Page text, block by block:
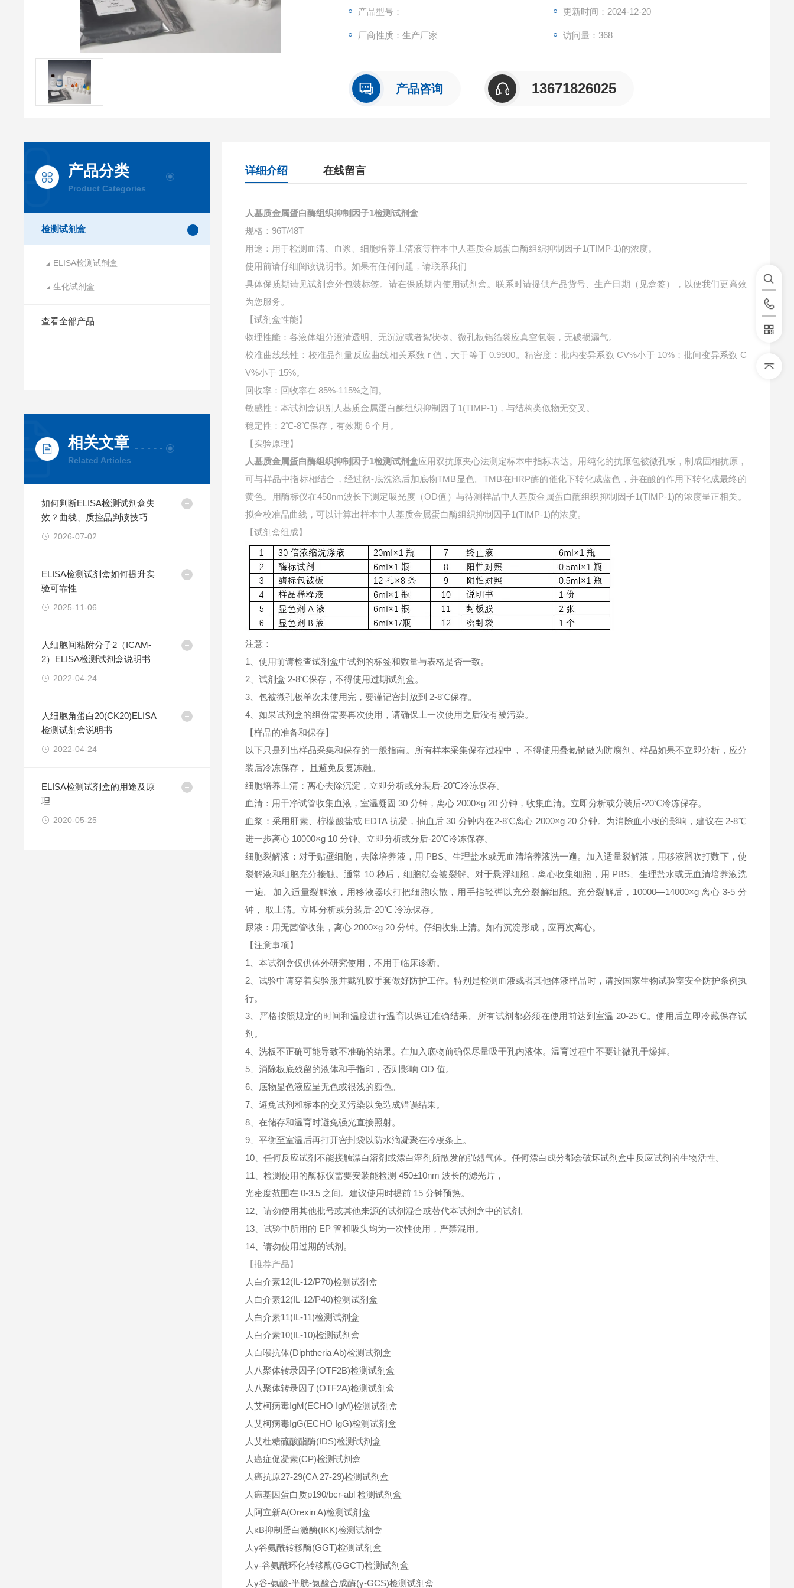
产品型号： 更新时间：2024-12-20
厂商性质：生产厂家 访问量：368
产品咨询 13671826025
产品分类
Product Categories
检测试剂盒
ELISA检测试剂盒
生化试剂盒
查看全部产品
相关文章
Related Articles
如何判断ELISA检测试剂盒失
效？曲线、质控品判读技巧
2026-07-02
ELISA检测试剂盒如何提升实
验可靠性
2025-11-06
人细胞间粘附分子2（ICAM-
2）ELISA检测试剂盒说明书
2022-04-24
人细胞角蛋白20(CK20)ELISA
检测试剂盒说明书
2022-04-24
ELISA检测试剂盒的用途及原
理
2020-05-25
详细介绍 在线留言
人基质金属蛋白酶组织抑制因子1检测试剂盒
规格：96T/48T
用途：用于检测血清、血浆、细胞培养上清液等样本中 人基质金属蛋白酶组织抑制因子1(TIMP-1)的浓度。
使用前请仔细阅读说明书。如果有任何问题，请联系我们
具体保质期请见试剂盒外包装标签。请在保质期内使用试剂盒。联系时请提供产品货号、生产日期（见盒签），以便我们更高效
为您服务。
【试剂盒性能】
物理性能：各液体组分澄清透明、无沉淀或者絮状物。微孔板铝箔袋应真空包装，无破损漏气。
校准曲线线性：校准品剂量反应曲线相关系数 r 值，大于等于 0.9900。精密度：批内变异系数 CV%小于 10%；批间变异系数 C
V%小于 15%。
回收率：回收率在 85%-115%之间。
敏感性：本试剂盒识别人基质金属蛋白酶组织抑制因子1(TIMP-1)，与结构类似物无交叉。
稳定性：2℃-8℃保存，有效期 6 个月。
【实验原理】
人基质金属蛋白酶组织抑制因子1检测试剂盒应用双抗原夹心法测定标本中指标表达。用纯化的抗原包被微孔板，制成固相抗原，
可与样品中指标相结合，经过彻-底洗涤后加底物TMB显色。TMB在HRP酶的催化下转化成蓝色，并在酸的作用下转化成最终的
黄色。用酶标仪在450nm波长下测定吸光度（OD值）与待测样品中 人基质金属蛋白酶组织抑制因子1(TIMP-1)的浓度呈正相关。
拟合校准品曲线，可以计算出样本中 人基质金属蛋白酶组织抑制因子1(TIMP-1)的浓度。
【试剂盒组成】
注意：
1、使用前请检查试剂盒中试剂的标签和数量与表格是否一致。
2、试剂盒 2-8℃保存，不得使用过期试剂盒。
3、包被微孔板单次未使用完，要谨记密封放到 2-8℃保存。
4、如果试剂盒的组份需要再次使用，请确保上一次使用之后没有被污染。
【样品的准备和保存】
以下只是列出样品采集和保存的一般指南。所有样本采集保存过程中， 不得使用叠氮钠做为防腐剂。样品如果不立即分析，应分
装后冷冻保存， 且避免反复冻融。
细胞培养上清：离心去除沉淀，立即分析或分装后-20℃冷冻保存。
血清：用干净试管收集血液，室温凝固 30 分钟，离心 2000×g 20 分钟，收集血清。立即分析或分装后-20℃冷冻保存。
血浆：采用肝素、柠檬酸盐或 EDTA 抗凝，抽血后 30 分钟内在2-8℃离心 2000×g 20 分钟。为消除血小板的影响，建议在 2-8℃
进一步离心 10000×g 10 分钟。立即分析或分后-20℃冷冻保存。
细胞裂解液：对于贴壁细胞，去除培养液，用 PBS、生理盐水或无血清培养液洗一遍。加入适量裂解液，用移液器吹打数下，使
裂解液和细胞充分接触。通常 10 秒后，细胞就会被裂解。对于悬浮细胞，离心收集细胞，用 PBS、生理盐水或无血清培养液洗
一遍。加入适量裂解液，用移液器吹打把细胞吹散，用手指轻弹以充分裂解细胞。充分裂解后，10000—14000×g 离心 3-5 分
钟， 取上清。立即分析或分装后-20℃ 冷冻保存。
尿液：用无菌管收集，离心 2000×g 20 分钟。仔细收集上清。如有沉淀形成，应再次离心。
【注意事项】
1、本试剂盒仅供体外研究使用，不用于临床诊断。
2、试验中请穿着实验服并戴乳胶手套做好防护工作。特别是检测血液或者其他体液样品时，请按国家生物试验室安全防护条例执
行。
3、严格按照规定的时间和温度进行温育以保证准确结果。所有试剂都必须在使用前达到室温 20-25℃。使用后立即冷藏保存试
剂。
4、洗板不正确可能导致不准确的结果。在加入底物前确保尽量吸干孔内液体。温育过程中不要让微孔干燥掉。
5、消除板底残留的液体和手指印，否则影响 OD 值。
6、底物显色液应呈无色或很浅的颜色。
7、避免试剂和标本的交叉污染以免造成错误结果。
8、在储存和温育时避免强光直接照射。
9、平衡至室温后再打开密封袋以防水滴凝聚在冷板条上。
10、任何反应试剂不能接触漂白溶剂或漂白溶剂所散发的强烈气体。任何漂白成分都会破坏试剂盒中反应试剂的生物活性。
11、检测使用的酶标仪需要安装能检测 450±10nm 波长的滤光片，
光密度范围在 0-3.5 之间。建议使用时提前 15 分钟预热。
12、请勿使用其他批号或其他来源的试剂混合或替代本试剂盒中的试剂。
13、试验中所用的 EP 管和吸头均为一次性使用，严禁混用。
14、请勿使用过期的试剂。
【推荐产品】
人白介素12(IL-12/P70)检测试剂盒
人白介素12(IL-12/P40)检测试剂盒
人白介素11(IL-11)检测试剂盒
人白介素10(IL-10)检测试剂盒
人白喉抗体(Diphtheria Ab)检测试剂盒
人八聚体转录因子(OTF2B)检测试剂盒
人八聚体转录因子(OTF2A)检测试剂盒
人艾柯病毒IgM(ECHO IgM)检测试剂盒
人艾柯病毒IgG(ECHO IgG)检测试剂盒
人艾杜糖硫酸酯酶(IDS)检测试剂盒
人癌症促凝素(CP)检测试剂盒
人癌抗原27-29(CA 27-29)检测试剂盒
人癌基因蛋白质p190/bcr-abl 检测试剂盒
人阿立新A(Orexin A)检测试剂盒
人κB抑制蛋白激酶(IKK)检测试剂盒
人γ谷氨酰转移酶(GGT)检测试剂盒
人γ-谷氨酰环化转移酶(GGCT)检测试剂盒
人γ谷-氨酸-半胱-氨酸合成酶(γ-GCS)检测试剂盒